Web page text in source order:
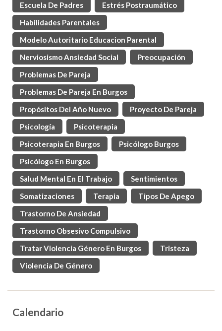
Escuela De Padres
Estrés Postraumático
Habilidades Parentales
Modelo Autoritario Educacion Parental
Nerviosismo Ansiedad Social
Preocupación
Problemas De Pareja
Problemas De Pareja En Burgos
Propósitos Del Año Nuevo
Proyecto De Pareja
Psicología
Psicoterapia
Psicoterapia En Burgos
Psicólogo Burgos
Psicólogo En Burgos
Salud Mental En El Trabajo
Sentimientos
Somatizaciones
Terapia
Tipos De Apego
Trastorno De Ansiedad
Trastorno Obsesivo Compulsivo
Tratar Violencia Género En Burgos
Tristeza
Violencia De Género
Calendario